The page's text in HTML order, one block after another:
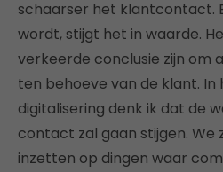
schaarser het klantcontact.
wordt, stijgt het in waarde.
verkeerde conclusie zijn om
ten behoeve van de klant. In
digitalisering denk ik dat de
contact zal gaan stijgen. We
inzetten op dingen waar